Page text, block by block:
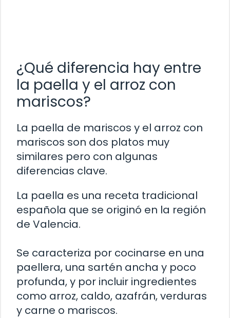
¿Qué diferencia hay entre
la paella y el arroz con
mariscos?
La paella de mariscos y el arroz con
mariscos son dos platos muy
similares pero con algunas
diferencias clave.
La paella es una receta tradicional
española que se originó en la región
de Valencia.
Se caracteriza por cocinarse en una
paellera, una sartén ancha y poco
profunda, y por incluir ingredientes
como arroz, caldo, azafrán, verduras
y carne o mariscos.